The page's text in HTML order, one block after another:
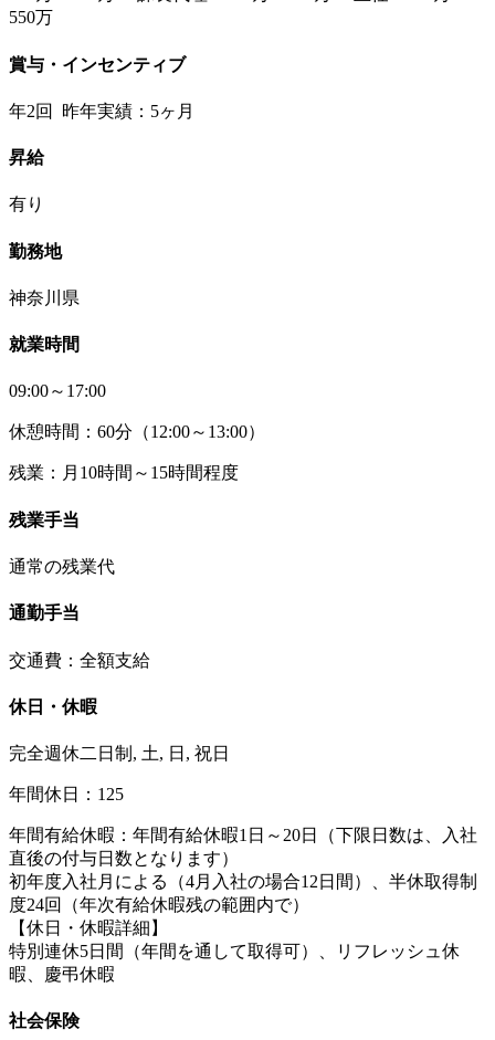
550万
賞与・インセンティブ
年2回 昨年実績：5ヶ月
昇給
有り
勤務地
神奈川県
就業時間
09:00～17:00
休憩時間：60分（12:00～13:00）
残業：月10時間～15時間程度
残業手当
通常の残業代
通勤手当
交通費：全額支給
休日・休暇
完全週休二日制, 土, 日, 祝日
年間休日：125
年間有給休暇：年間有給休暇1日～20日（下限日数は、入社
直後の付与日数となります）
初年度入社月による（4月入社の場合12日間）、半休取得制
度24回（年次有給休暇残の範囲内で）
【休日・休暇詳細】
特別連休5日間（年間を通して取得可）、リフレッシュ休
暇、慶弔休暇
社会保険